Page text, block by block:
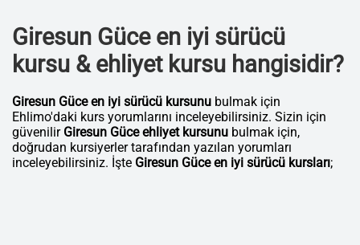
Giresun Güce en iyi sürücü
kursu & ehliyet kursu hangisidir?
Giresun Güce en iyi sürücü kursunu bulmak için
Ehlimo'daki kurs yorumlarını inceleyebilirsiniz. Sizin için
güvenilir Giresun Güce ehliyet kursunu bulmak için,
doğrudan kursiyerler tarafından yazılan yorumları
inceleyebilirsiniz. İşte Giresun Güce en iyi sürücü kursları;